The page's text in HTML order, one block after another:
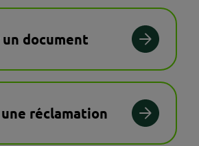
document
réclamation